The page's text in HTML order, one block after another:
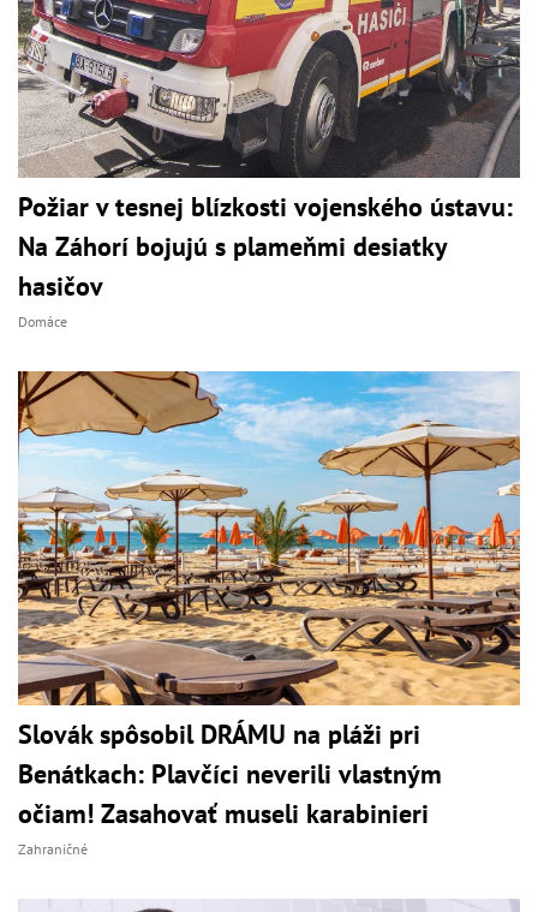
Požiar v tesnej blízkosti vojenského ústavu:
Na Záhorí bojujú s plameňmi desiatky
hasičov
Domáce
Slovák spôsobil DRÁMU na pláži pri
Benátkach: Plavčíci neverili vlastným
očiam! Zasahovať museli karabinieri
Zahraničné